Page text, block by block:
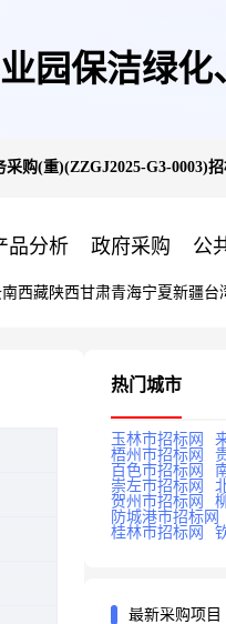
园保洁绿化
购(重)(ZZGJ2025-G3-0003)
品分析 政府采购 公
西藏陕西甘肃青海宁夏新疆台
热门城市
玉林市招标网
梧州市招标网
百色市招标网
崇左市招标网
贺州市招标网
防城港市招标网
桂林市招标网
最新采购项目